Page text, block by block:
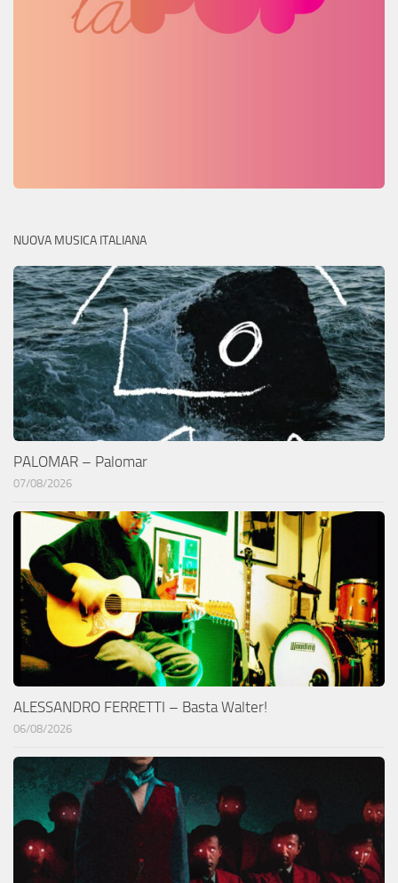
NUOVA MUSICA ITALIANA
PALOMAR – Palomar
07/08/2026
ALESSANDRO FERRETTI – Basta Walter!
06/08/2026